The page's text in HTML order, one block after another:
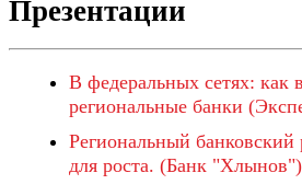
Презентации
В федеральных сетях: как
региональные банки
Региональный
для роста. (Банк "Хлынов")